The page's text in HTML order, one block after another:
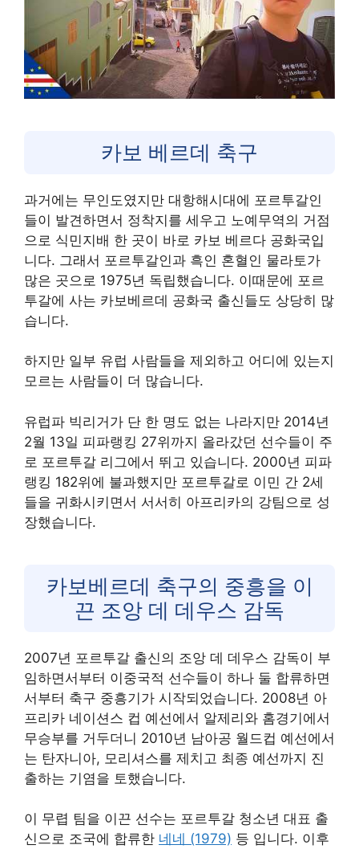
카보 베르데 축구
과거에는 무인도였지만 대항해시대에 포르투갈인
들이 발견하면서 정착지를 세우고 노예무역의 거점
으로 식민지배 한 곳이 바로 카보 베르다 공화국입
니다. 그래서 포르투갈인과 흑인 혼혈인 물라토가
많은 곳으로 1975년 독립했습니다. 이때문에 포르
투갈에 사는 카보베르데 공화국 출신들도 상당히 많
습니다.
하지만 일부 유럽 사람들을 제외하고 어디에 있는지
모르는 사람들이 더 많습니다.
유럽파 빅리거가 단 한 명도 없는 나라지만 2014년
2월 13일 피파랭킹 27위까지 올라갔던 선수들이 주
로 포르투갈 리그에서 뛰고 있습니다. 2000년 피파
랭킹 182위에 불과했지만 포르투갈로 이민 간 2세
들을 귀화시키면서 서서히 아프리카의 강팀으로 성
장했습니다.
카보베르데 축구의 중흥을 이
끈 조앙 데 데우스 감독
2007년 포르투갈 출신의 조앙 데 데우스 감독이 부
임하면서부터 이중국적 선수들이 하나 둘 합류하면
서부터 축구 중흥기가 시작되었습니다. 2008년 아
프리카 네이션스 컵 예선에서 알제리와 홈경기에서
무승부를 거두더니 2010년 남아공 월드컵 예선에서
는 탄자니아, 모리셔스를 제치고 최종 예선까지 진
출하는 기염을 토했습니다.
이 무렵 팀을 이끈 선수는 포르투갈 청소년 대표 출
신으로 조국에 합류한 네네 (1979) 등 입니다. 이후